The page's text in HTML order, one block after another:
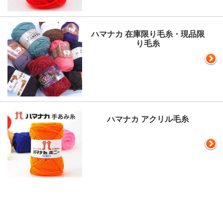
ハマナカ 在庫限り毛糸・現品限
り毛糸
ハマナカ アクリル毛糸